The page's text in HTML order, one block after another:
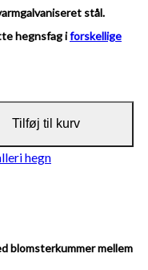
stål.
hegnsfag iforskellige
+
Tilføj til kurv
hegn
blomsterkummer mellem